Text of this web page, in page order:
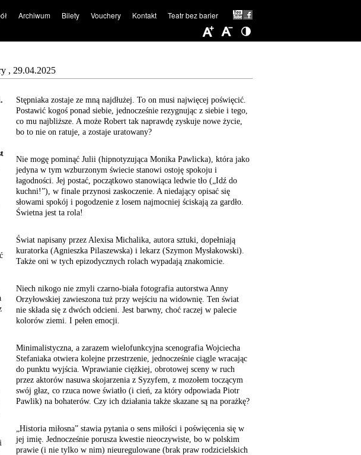
Archiwum Bilety Vouchery Kontakt Teatr bez barier
, 29.04.2025
Stępniaka zostaje ze mną najdłużej. To on musi najwięcej poświęcić.
Postawić kogoś ponad siebie, jednocześnie rezygnując z siebie i tego,
co mu najbliższe. A może Robert tak naprawdę zyskuje nowe życie,
bo to nie on ratuje, a zostaje uratowany?
Nie mogę pominąć Julii (hipnotyzująca Monika Pawlicka), która jako
jedyna w tym wzburzonym świecie stanowi ostoję spokoju i
łagodności. Jej postać, początkowo stanowiąca ledwie tło („Idź do
kuchni!”), w finale przynosi zaskoczenie. A niedający opisać się
słowami spokój i pogodzenie z losem najmocniej ściskają za gardło.
Świetna jest ta rola!
Świat napisany przez Alexisa Michalika, autora sztuki, dopełniają
kuratorka (Agnieszka Pilaszewska) i lekarz (Szymon Mysłakowski).
Także oni w tych epizodycznych rolach wypadają znakomicie.
Niech nikogo nie zmyli czarno-biała fotografia autorstwa Anny
Orzyłowskiej zawieszona tuż przy wejściu na widownię. Ten świat
nie składa się z dwóch odcieni. Jest barwny, choć raczej w palecie
kolorów ziemi. I pełen emocji.
Minimalistyczna, a zarazem wielofunkcyjna scenografia Wojciecha
Stefaniaka otwiera kolejne przestrzenie, jednocześnie ciągle wracając
do punktu wyjścia. Wprawianie ciężkiej, obrotowej sceny w ruch
przez aktorów nasuwa skojarzenia z Syzyfem, z mozołem toczącym
swój głaz, co rzuca nowe światło (i cień, za który odpowiada Piotr
Pawlik) na bohaterów. Czy ich działania także skazane są na porażkę?
„Historia miłosna” stawia pytania o sens miłości i poświęcenia się w
jej imię. Jednocześnie porusza kwestie nieoczywiste, bo w polskim
prawie (i nie tylko w nim) nieuregulowane (brak praw rodzicielskich